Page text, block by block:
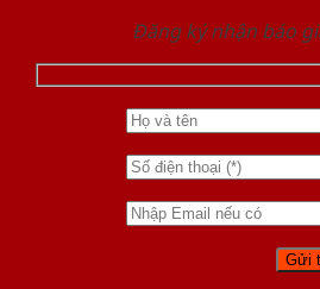
Đăng ký nhận báo